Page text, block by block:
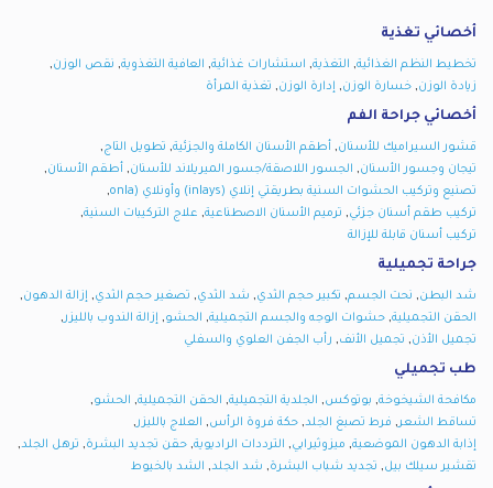
أخصائي تغذية
تخطيط النظم الغذائية, التغذية, استشارات غذائية, العافية التغذوية, نقص الوزن,
زيادة الوزن, خسارة الوزن, إدارة الوزن, تغذية المرأة
أخصائي جراحة الفم
قشور السيراميك للأسنان, أطقم الأسنان الكاملة والجزئية, تطويل التاج,
تيجان وجسور الأسنان, الجسور اللاصقة/جسور الميريلاند للأسنان, أطقم الأسنان,
تصنيع وتركيب الحشوات السنية بطريقتي إنلاي (inlays) وأونلاي (onla ,
تركيب طقم أسنان جزئي, ترميم الأسنان الاصطناعية, علاج التركيبات السنية,
تركيب أسنان قابلة للإزالة
جراحة تجميلية
شد البطن, نحت الجسم, تكبير حجم الثدي, شد الثدي, تصغير حجم الثدي, إزالة الدهون,
الحقن التجميلية, حشوات الوجه والجسم التجميلية, الحشو, إزالة الندوب بالليزر,
تجميل الأذن, تجميل الأنف, رأب الجفن العلوي والسفلي
طب تجميلي
مكافحة الشيخوخة, بوتوكس, الجلدية التجميلية, الحقن التجميلية, الحشو,
تساقط الشعر, فرط تصبغ الجلد, حكة فروة الرأس, العلاج بالليزر,
إذابة الدهون الموضعية, ميزوثيرابي, الترددات الراديوية, حقن تجديد البشرة, ترهل الجلد,
تقشير سيلك بيل, تجديد شباب البشرة, شد الجلد, الشد بالخيوط